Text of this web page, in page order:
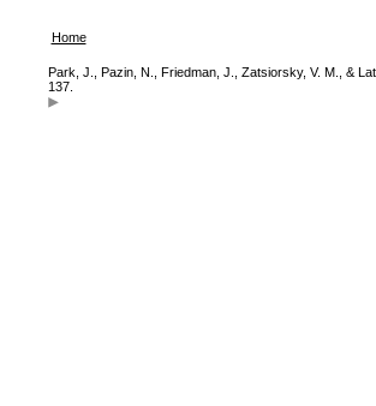
Home
Park, J., Pazin, N., Friedman, J., Zatsiorsky, V. M., &
137.